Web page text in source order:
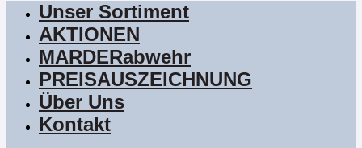
Unser Sortiment
AKTIONEN
MARDERabwehr
PREISAUSZEICHNUNG
Über Uns
Kontakt